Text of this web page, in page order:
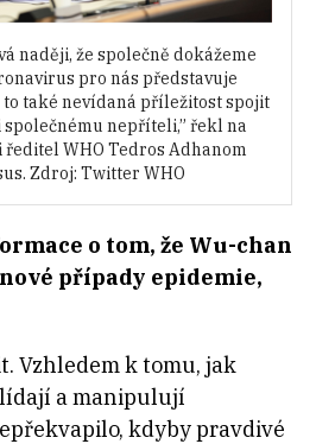
naději, že společně dokážeme
pro nás představuje
to také nevídaná příležitost spojit
nepříteli,” řekl na
WHO Tedros Adhanom
Zdroj: Twitter WHO
o tom, že Wu-chan
případy epidemie,
Vzhledem k tomu, jak
a manipulují
kdyby pravdivé